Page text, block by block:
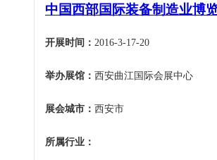
中国西部国际装备制造业博
开展时间： 2016-3-17-20
举办展馆： 西安曲江国际会展中心
展会城市： 西安市
所属行业：